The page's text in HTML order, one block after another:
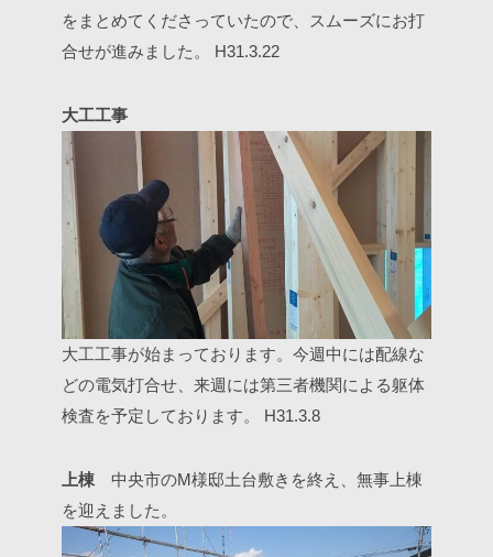
をまとめてくださっていたので、スムーズにお打
合せが進みました。
H31.3.22
大工工事
大工工事が始まっております。今週中には配線な
どの電気打合せ、来週には第三者機関による躯体
検査を予定しております。
H31.3.8
上棟 中央市のM様邸土台敷きを終え、無事上棟
を迎えました。